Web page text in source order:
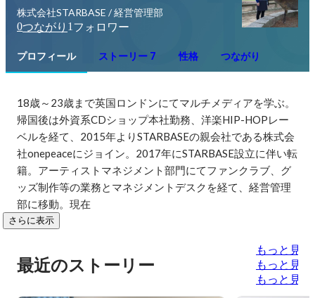
株式会社STARBASE / 経営管理部
0つながり 1 フォロワー
プロフィール ストーリー 7 性格 つながり
18歳～23歳まで英国ロンドンにてマルチメディアを学ぶ。
帰国後は外資系CDショップ本社勤務、洋楽HIP-HOPレー
ベルを経て、2015年よりSTARBASEの親会社である株式会
社onepeaceにジョイン。2017年にSTARBASE設立に伴い転
籍。アーティストマネジメント部門にてファンクラブ、グ
ッズ制作等の業務とマネジメントデスクを経て、経営管理
部に移動。現在
さらに表示
最近のストーリー
もっと見る
もっと見る
もっと見る